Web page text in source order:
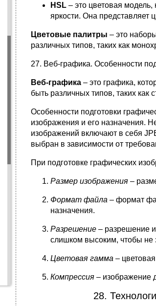
HSL – это цветовая
яркости. Она представляет
Цветовые палитры – это
различных типов, таких как
27. Веб-графика. Особенности
Веб-графика – это графика,
быть различных типов, таких как
Особенности подготовки
изображения и его назначения.
изображений включают в себя
выбран в зависимости от
При подготовке графических
Размер изображения –
Формат файла – формат
назначения.
Разрешение – разрешение
слишком высоким, чтобы не
Цветовая гамма –
Компрессия – изображение
28.